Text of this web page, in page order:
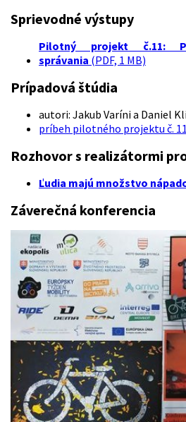
Sprievodné výstupy
Pilotný projekt č.11:
správania (PDF, 1 MB)
Prípadová štúdia
autori: Jakub Varíni a Daniel
príbeh pilotného projektu č. 11
Rozhovor s realizátormi
Ľudia majú množstvo
Záverečná konferencia